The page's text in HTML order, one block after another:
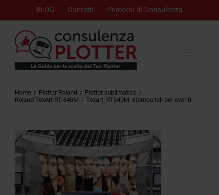
BLOG Contatti Percorsi di Consulenza
Home Plotter Roland
Plotter sublimatico
Roland TexArt RT-640M
Texart_RT640M_stampa teli per eventi